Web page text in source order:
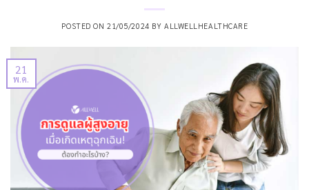
POSTED ON21/05/2024 BY ALLWELLHEALTHCARE
21
พ.ค.